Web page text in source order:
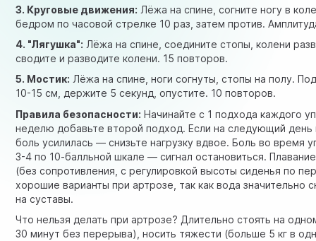
3. Круговые движения: Лёжа на спине, согните ногу в
бедром по часовой стрелке 10 раз, затем против.
4. "Лягушка": Лёжа на спине, соедините стопы, колени
сводите и разводите колени. 15 повторов.
5. Мостик: Лёжа на спине, ноги согнуты, стопы на полу.
10-15 см, держите 5 секунд, опустите. 10 повторов.
Правила безопасности: Начинайте с 1 подхода каждого
неделю добавьте второй подход. Если на следующий день
боль усилилась — снизьте нагрузку вдвое. Боль во время
3-4 по 10-балльной шкале — сигнал остановиться.
(без сопротивления, с регулировкой высоты сиденья по
хорошие варианты при артрозе, так как вода значительно
на суставы.
Что нельзя делать при артрозе? Длительно стоять на
30 минут без перерыва), носить тяжести (больше 5 кг в